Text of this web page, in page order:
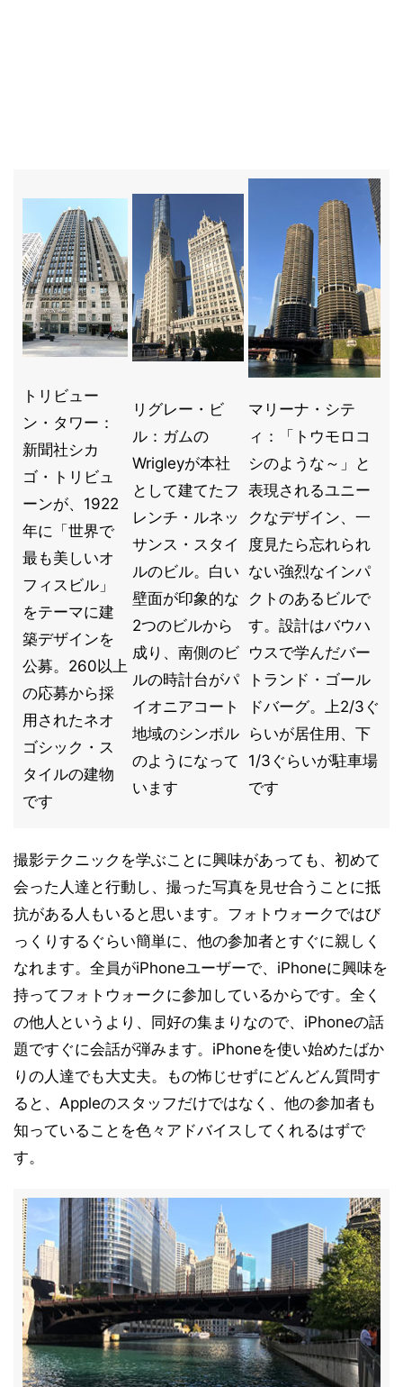
トリビュー
ン・タワー：
新聞社シカ
ゴ・トリビュ
ーンが、1922
年に「世界で
最も美しいオ
フィスビル」
をテーマに建
築デザインを
公募。260以上
の応募から採
用されたネオ
ゴシック・ス
タイルの建物
です
リグレー・ビ
ル：ガムの
Wrigleyが本社
として建てたフ
レンチ・ルネッ
サンス・スタイ
ルのビル。白い
壁面が印象的な
2つのビルから
成り、南側のビ
ルの時計台がパ
イオニアコート
地域のシンボル
のようになって
います
マリーナ・シテ
ィ：「トウモロコ
シのような～」と
表現されるユニー
クなデザイン、一
度見たら忘れられ
ない強烈なインパ
クトのあるビルで
す。設計はバウハ
ウスで学んだバー
トランド・ゴール
ドバーグ。上2/3ぐ
らいが居住用、下
1/3ぐらいが駐車場
です
撮影テクニックを学ぶことに興味があっても、初めて
会った人達と行動し、撮った写真を見せ合うことに抵
抗がある人もいると思います。フォトウォークではび
っくりするぐらい簡単に、他の参加者とすぐに親しく
なれます。全員がiPhoneユーザーで、iPhoneに興味を
持ってフォトウォークに参加しているからです。全く
の他人というより、同好の集まりなので、iPhoneの話
題ですぐに会話が弾みます。iPhoneを使い始めたばか
りの人達でも大丈夫。もの怖じせずにどんどん質問す
ると、Appleのスタッフだけではなく、他の参加者も
知っていることを色々アドバイスしてくれるはずで
す。